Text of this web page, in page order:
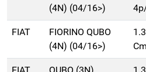
(4N) (04/16>)
FIAT
FIORINO QUBO
(4N) (04/16>)
FIAT
QUBO (3N)